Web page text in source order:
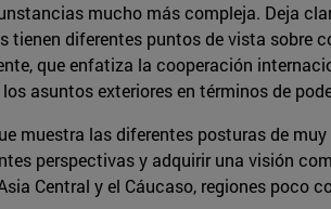
mucho más compleja. Deja
tienen diferentes puntos de vista sobre
que enfatiza la cooperación
asuntos exteriores en términos de
muestra las diferentes posturas de
perspectivas y adquirir una visión
Central y el Cáucaso, regiones poco